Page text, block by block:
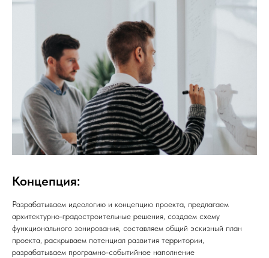
Концепция:
Разрабатываем идеологию и концепцию проекта, предлагаем
архитектурно-градостроительные решения, создаем схему
функционального зонирования, составляем общий эскизный план
проекта, раскрываем потенциал развития территории,
разрабатываем програмно-событийное наполнение